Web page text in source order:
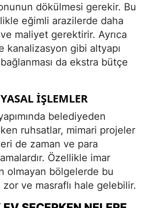
dökülmesi gerekir. Bu
eğimli arazilerde daha
maliyet gerektirir. Ayrıca
kanalizasyon gibi altyapı
da ekstra bütçe
İŞLEMLER
belediyeden
ruhsatlar, mimari projeler
de zaman ve para
Özellikle imar
olmayan bölgelerde bu
ve masraflı hale gelebilir.